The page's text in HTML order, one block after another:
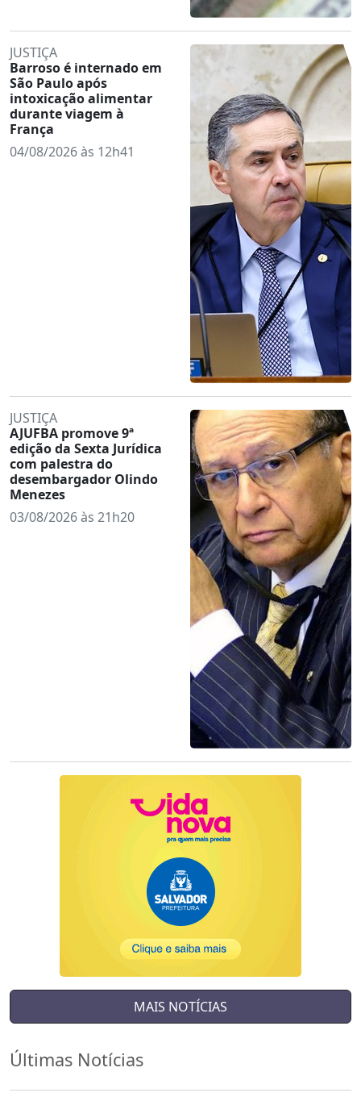
JUSTIÇA
Barroso é internado em
São Paulo após
intoxicação alimentar
durante viagem à
França
04/08/2026 às 12h41
JUSTIÇA
AJUFBA promove 9ª
edição da Sexta Jurídica
com palestra do
desembargador Olindo
Menezes
03/08/2026 às 21h20
MAIS NOTÍCIAS
Últimas Notícias